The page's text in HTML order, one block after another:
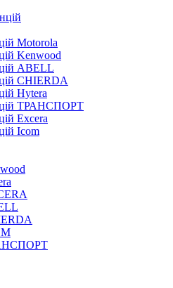
Motorola
Kenwood
ABELL
CHIERDA
Hytera
ТРАНСПОРТ
Excera
Icom